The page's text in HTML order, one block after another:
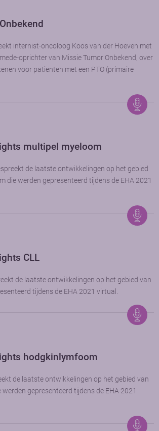
internist-oncoloog Koos van der Hoeven met
oprichter van Missie Tumor Onbekend, over
voor patiënten met een PTO (primaire
multipel myeloom
de laatste ontwikkelingen op het gebied
die werden gepresenteerd tijdens de EHA 2021
CLL
de laatste ontwikkelingen op het gebied van
tijdens de EHA 2021 virtual.
hodgkinlymfoom
de laatste ontwikkelingen op het gebied van
gepresenteerd tijdens de EHA 2021